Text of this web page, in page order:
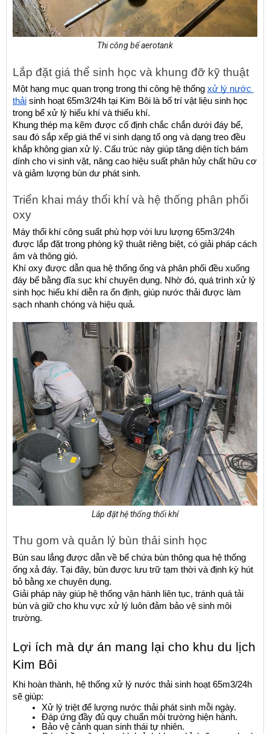
Thi công bể aerotank
Lắp đặt giá thể sinh học và khung đỡ kỹ thuật
Một hạng mục quan trọng trong thi công hệ thống xử lý nước
thải sinh hoạt 65m3/24h tại Kim Bôi là bố trí vật liệu sinh học
trong bể xử lý hiếu khí và thiếu khí.
Khung thép mạ kẽm được cố định chắc chắn dưới đáy bể,
sau đó sắp xếp giá thể vi sinh dạng tổ ong và dạng treo đều
khắp không gian xử lý. Cấu trúc này giúp tăng diện tích bám
dính cho vi sinh vật, nâng cao hiệu suất phân hủy chất hữu cơ
và giảm lượng bùn dư phát sinh.
Triển khai máy thổi khí và hệ thống phân phối
oxy
Máy thổi khí công suất phù hợp với lưu lượng 65m3/24h
được lắp đặt trong phòng kỹ thuật riêng biệt, có giải pháp cách
âm và thông gió.
Khí oxy được dẫn qua hệ thống ống và phân phối đều xuống
đáy bể bằng đĩa sục khí chuyên dụng. Nhờ đó, quá trình xử lý
sinh học hiếu khí diễn ra ổn định, giúp nước thải được làm
sạch nhanh chóng và hiệu quả.
Lắp đặt hệ thống thổi khí
Thu gom và quản lý bùn thải sinh học
Bùn sau lắng được dẫn về bể chứa bùn thông qua hệ thống
ống xả đáy. Tại đây, bùn được lưu trữ tạm thời và định kỳ hút
bỏ bằng xe chuyên dụng.
Giải pháp này giúp hệ thống vận hành liên tục, tránh quá tải
bùn và giữ cho khu vực xử lý luôn đảm bảo vệ sinh môi
trường.
Lợi ích mà dự án mang lại cho khu du lịch
Kim Bôi
Khi hoàn thành, hệ thống xử lý nước thải sinh hoạt 65m3/24h
sẽ giúp:
Xử lý triệt để lượng nước thải phát sinh mỗi ngày.
Đáp ứng đầy đủ quy chuẩn môi trường hiện hành.
Bảo vệ cảnh quan sinh thái tự nhiên.